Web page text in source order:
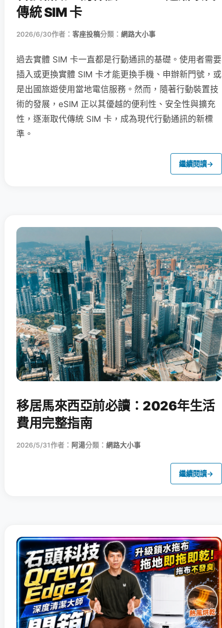
傳統 SIM 卡
2026/6/30作者： 客座投稿分類： 網路大小事
過去實體 SIM 卡一直都是行動通訊的基礎。使用者需要
插入或更換實體 SIM 卡才能更換手機、申辦新門號，或
是出國旅遊使用當地電信服務。然而，隨著行動裝置技
術的發展，eSIM 正以其優越的便利性、安全性與擴充
性，逐漸取代傳統 SIM 卡，成為現代行動通訊的新標
準。
繼續閱讀→
移居馬來西亞前必讀：2026年生活
費用完整指南
2026/5/31作者： 阿湯分類： 網路大小事
繼續閱讀→